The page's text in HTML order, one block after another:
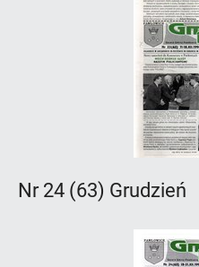
Nr 24 (63) Grudzień